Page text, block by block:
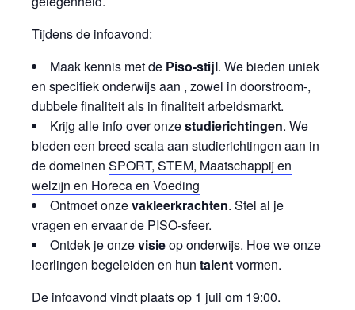
Tijdens de infoavond:
Maak kennis met de Piso-stijl. We bieden uniek
en specifiek onderwijs aan , zowel in doorstroom-,
dubbele finaliteit als in finaliteit arbeidsmarkt.
Krijg alle info over onzestudierichtingen. We
bieden een breed scala aan studierichtingen aan in
de domeinen SPORT, STEM, Maatschappij en
welzijn en Horeca en Voeding
Ontmoet onzevakleerkrachten. Stel al je
vragen en ervaar de PISO-sfeer.
Ontdek je onzevisieop onderwijs. Hoe we onze
leerlingen begeleiden en hun talentvormen.
De infoavond vindt plaats op 1 juli om 19:00.